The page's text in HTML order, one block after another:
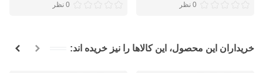
0 نظر 0 نظر
خریداران این محصول، این کالاها را نیز خریده اند: